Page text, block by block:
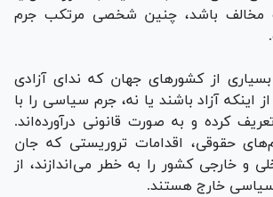
مخالف باشد، چنین شخصی مرتکب جرم
از کشور‌های جهان که ندای آزادی
آزاد باشند یا نه، جرم سیاسی را با
کرده و به صورت قانونی درآورده‌اند.
حقوقی، اقدامات تروریستی که جان
و خارجی کشور را به خطر می‌اندازند، از
خارج هستند.